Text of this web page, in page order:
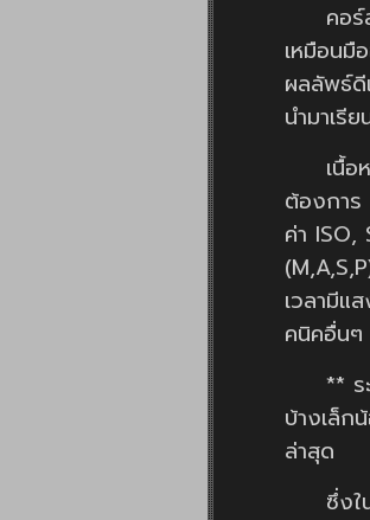
คอร์ส
เหมือนมื
ผลลัพธ์ดี
นำมาเรี
เนื้อหา
ต้องการ
ค่า ISO,
เวลามีแ
คนิคอื่นๆ
** ระ
บ้างเล็ก
ล่าสุด
ซึ่งในแ